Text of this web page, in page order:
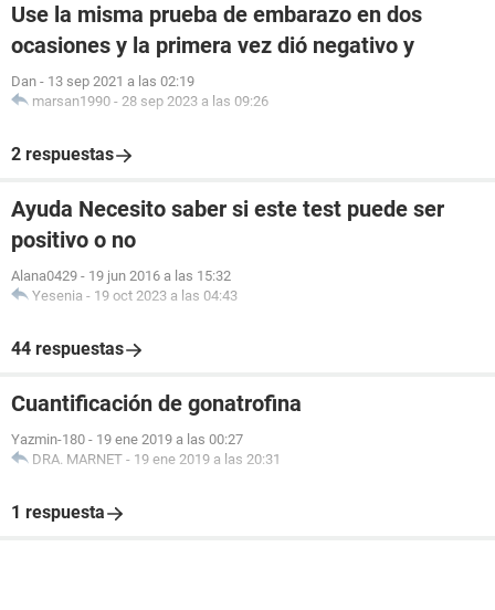
Use la misma prueba de embarazo en dos
ocasiones y la primera vez dió negativo y
Dan - 13 sep 2021 a las 02:19
marsan1990 - 28 sep 2023 a las 09:26
2 respuestas
Ayuda Necesito saber si este test puede ser
positivo o no
Alana0429 - 19 jun 2016 a las 15:32
Yesenia - 19 oct 2023 a las 04:43
44 respuestas
Cuantificación de gonatrofina
Yazmin-180 - 19 ene 2019 a las 00:27
DRA. MARNET - 19 ene 2019 a las 20:31
1 respuesta